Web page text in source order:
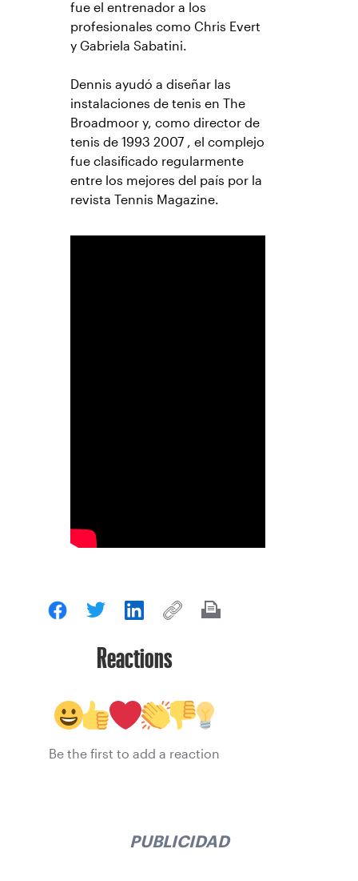
fue el entrenador a los
profesionales como Chris Evert
y Gabriela Sabatini.
Dennis ayudó a diseñar las
instalaciones de tenis en The
Broadmoor y, como director de
tenis de 1993 2007 , el complejo
fue clasificado regularmente
entre los mejores del país por la
revista Tennis Magazine.
Reactions
Be the first to add a reaction
PUBLICIDAD